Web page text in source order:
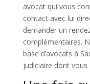
avocat qui vous
contact avec lui
demander un
complémentaires.
base d’avocats à
judiciaire dont vous